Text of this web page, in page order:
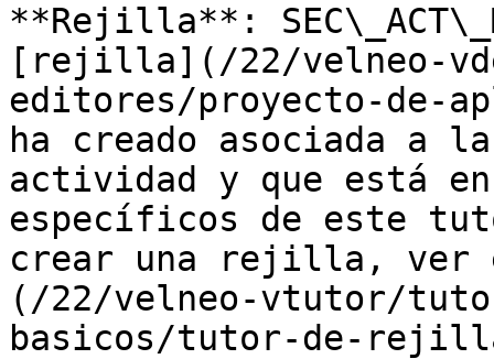
**Rejilla**:
[rejilla](/22/velneo-
editores/proyecto-de-
ha creado asociada a
actividad y que está
específicos de este
crear una rejilla,
(/22/velneo-vtutor/
basicos/tutor-de-